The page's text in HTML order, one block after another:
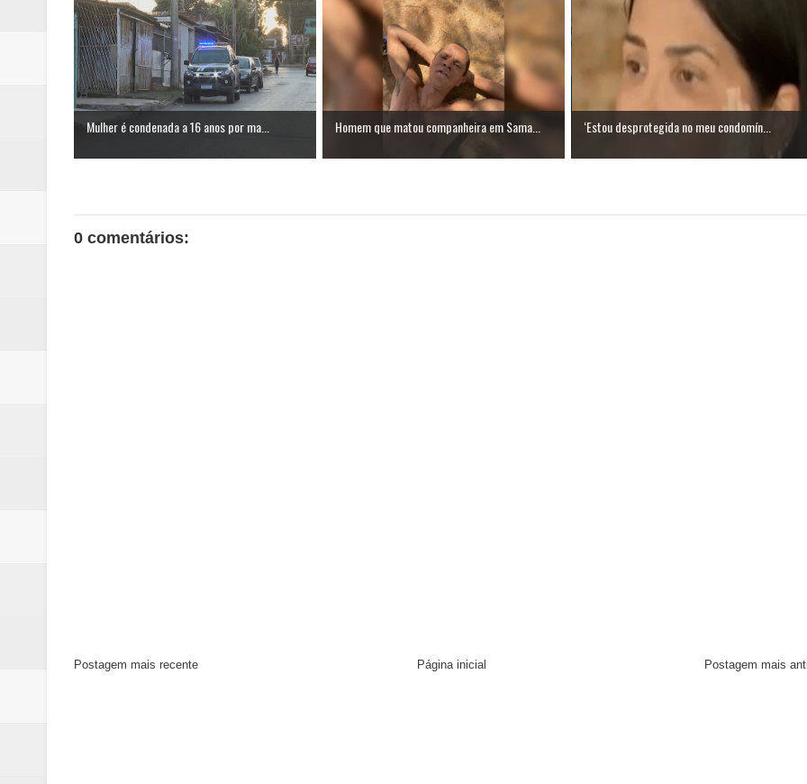
Mulher é condenada a 16 anos por ma... Homem que matou companheira em Sama... ‘Estou desprotegida no meu condomín...
0 comentários:
Postagem mais recente Postagem mais
Página inicial